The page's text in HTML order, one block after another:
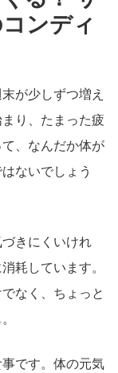
ンディ
が少しずつ増え
り、たまった疲
、なんだか体が
ないでしょう
きにくいけれ
耗しています。
なく、ちょっと
です。体の元気